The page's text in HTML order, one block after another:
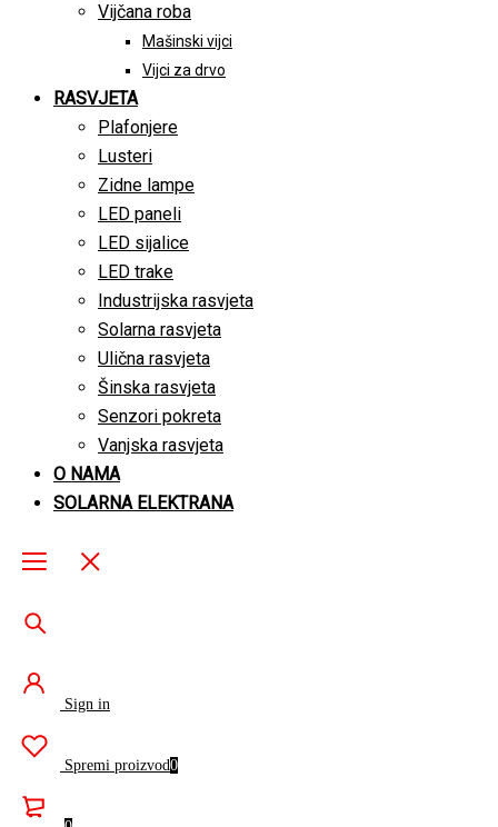
Vijčana roba
Mašinski vijci
Vijci za drvo
RASVJETA
Plafonjere
Lusteri
Zidne lampe
LED paneli
LED sijalice
LED trake
Industrijska rasvjeta
Solarna rasvjeta
Ulična rasvjeta
Šinska rasvjeta
Senzori pokreta
Vanjska rasvjeta
O NAMA
SOLARNA ELEKTRANA
Sign in
Spremi proizvod0